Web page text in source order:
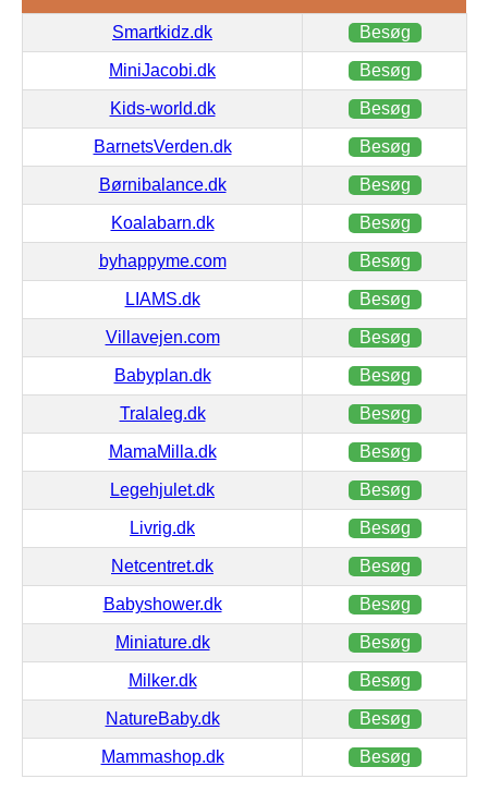
Smartkidz.dk Besøg
MiniJacobi.dk Besøg
Kids-world.dk Besøg
BarnetsVerden.dk Besøg
Børnibalance.dk Besøg
Koalabarn.dk Besøg
byhappyme.com Besøg
LIAMS.dk Besøg
Villavejen.com Besøg
Babyplan.dk Besøg
Tralaleg.dk Besøg
MamaMilla.dk Besøg
Legehjulet.dk Besøg
Livrig.dk Besøg
Netcentret.dk Besøg
Babyshower.dk Besøg
Miniature.dk Besøg
Milker.dk Besøg
NatureBaby.dk Besøg
Mammashop.dk Besøg